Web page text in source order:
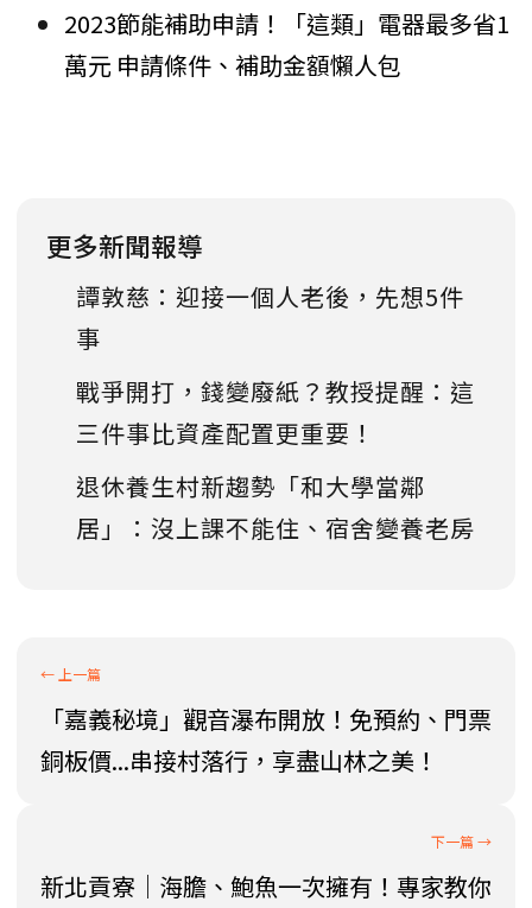
2023節能補助申請！「這類」電器最多省1
萬元 申請條件、補助金額懶人包
更多新聞報導
譚敦慈：迎接一個人老後，先想5件
事
戰爭開打，錢變廢紙？教授提醒：這
三件事比資產配置更重要！
退休養生村新趨勢「和大學當鄰
居」：沒上課不能住、宿舍變養老房
「嘉義秘境」觀音瀑布開放！免預約、門票
銅板價...串接村落行，享盡山林之美！
新北貢寮│海膽、鮑魚一次擁有！專家教你